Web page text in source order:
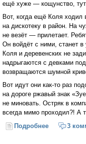
ещё хуже — кощунство,
Вот, когда ещё Коля ходил
на дискотеку в район. На
не везёт — прилетает.
Он войдёт с ними, станет в
Коля и деревенских не
надрыгаются с девками
возвращаются шумной
Вот идут они как-то раз
на дороге ржавый знак
не миновать. Остряк в
всегда мимо проходил?! А
Подробнее о Коля из
3